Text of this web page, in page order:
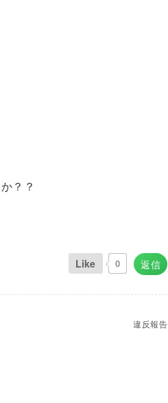
？？
返信
Like 0
違反報告